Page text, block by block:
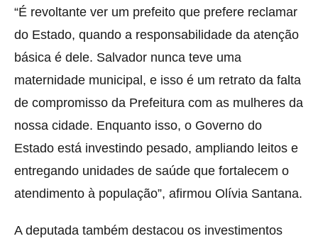
“É revoltante ver um prefeito que prefere reclamar
do Estado, quando a responsabilidade da atenção
básica é dele. Salvador nunca teve uma
maternidade municipal, e isso é um retrato da falta
de compromisso da Prefeitura com as mulheres da
nossa cidade. Enquanto isso, o Governo do
Estado está investindo pesado, ampliando leitos e
entregando unidades de saúde que fortalecem o
atendimento à população”, afirmou Olívia Santana.
A deputada também destacou os investimentos